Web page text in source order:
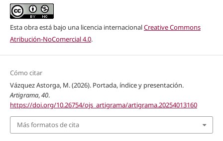
Esta obra está bajo una licencia internacionalCreative Commons
Atribución-NoComercial 4.0.
Cómo citar
Vázquez Astorga, M. (2026). Portada, índice y presentación.
Artigrama,40.
https://doi.org/10.26754/ojs_artigrama/artigrama.20254013160
Más formatos de cita